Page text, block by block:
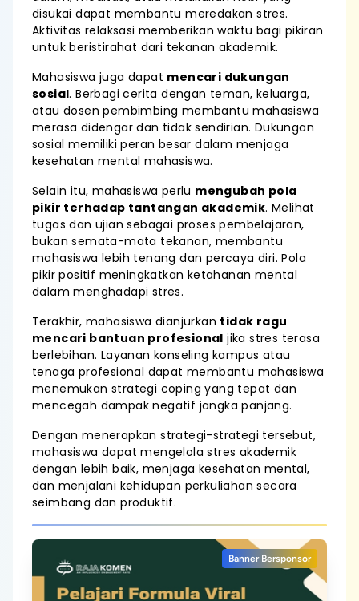
disukai dapat membantu meredakan stres.
Aktivitas relaksasi memberikan waktu bagi pikiran
untuk beristirahat dari tekanan akademik.
Mahasiswa juga dapat mencari dukungan
sosial. Berbagi cerita dengan teman, keluarga,
atau dosen pembimbing membantu mahasiswa
merasa didengar dan tidak sendirian. Dukungan
sosial memiliki peran besar dalam menjaga
kesehatan mental mahasiswa.
Selain itu, mahasiswa perlu mengubah pola
pikir terhadap tantangan akademik. Melihat
tugas dan ujian sebagai proses pembelajaran,
bukan semata-mata tekanan, membantu
mahasiswa lebih tenang dan percaya diri. Pola
pikir positif meningkatkan ketahanan mental
dalam menghadapi stres.
Terakhir, mahasiswa dianjurkan tidak ragu
mencari bantuan profesional jika stres terasa
berlebihan. Layanan konseling kampus atau
tenaga profesional dapat membantu mahasiswa
menemukan strategi coping yang tepat dan
mencegah dampak negatif jangka panjang.
Dengan menerapkan strategi-strategi tersebut,
mahasiswa dapat mengelola stres akademik
dengan lebih baik, menjaga kesehatan mental,
dan menjalani kehidupan perkuliahan secara
seimbang dan produktif.
Banner Bersponsor